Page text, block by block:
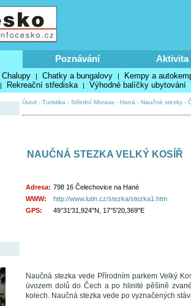
Poznávání Aktivita
Chalupy | Chatky a bungalovy | Kempy a
| Rekreační střediska | Výhodné balíčky ubytování
Úvod - Turistika - Střední Morava - Haná - Naučné stezky -
NAUČNÁ STEZKA VELKÝ KOSÍŘ
Adresa: 798 16 Čelechovice na Hané
WWW:
http://www.lutin.cz/stezka/stezka1.htm
GPS:
49°31'31,924"N, 17°5'20,369"E
Naučná stezka vede Přírodním parkem Velký
úvozem dolů do Čech a po hlinité pěšině
kolech. Naučná stezka vede po vyznačených